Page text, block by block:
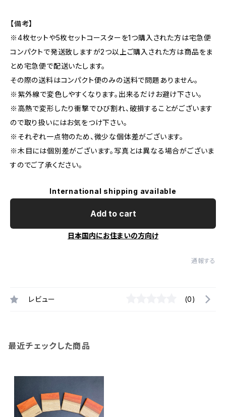
【備考】
※4枚セットや5枚セットコースターを1つ購入された方は宅急便
コンパクトで発送致しますが2つ以上ご購入された方は商品をま
とめ宅急便で配送いたします。
その際の送料はコンパクト便のみの送料で問題ありません。
※紫外線で変色しやすくなります。出来るだけお避け下さい。
※高熱で変形したり衝撃でひび割れ、破損することがございます
ので取り扱いにはお気をつけ下さい。
※それぞれ一点物のため、微少な個体差がございます。
※木目には個別差がございます。写真とは異なる場合がございま
すのでご了承ください。
International shipping available
Add to cart
日本国内にお住まいの方向け
通報する
レビュー (0)
最近チェックした商品